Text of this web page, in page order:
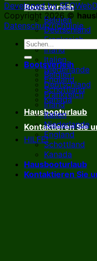
Bootsverleih
Belgien
Deutschland
Frankreich
Irland
Italien
Niederlande
England
Schottland
Kanada
Hausbooturlaub
Kontaktieren Sie
HILFE!
Developed by
Copyright 2026 ©
Datenschutzrichtlinie
Bootsverleih
Belgien
Deutschland
Frankreich
Irland
Italien
Niederlande
England
Schottland
Kanada
Hausbooturlaub
Kontaktieren Sie